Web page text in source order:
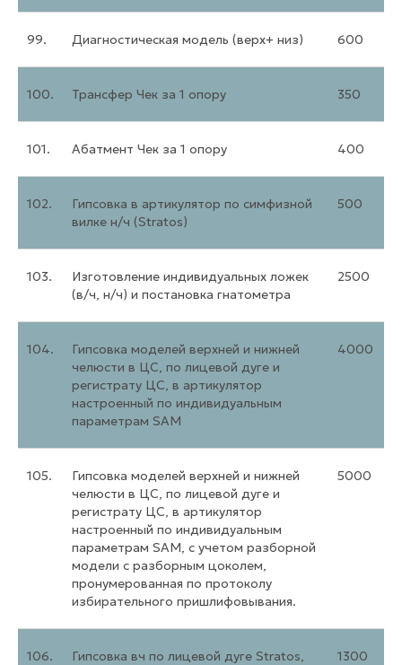
99. Диагностическая модель (верх+ низ) 600
100. Трансфер Чек за 1 опору 350
101. Абатмент Чек за 1 опору 400
102.
Гипсовка в артикулятор по симфизной
вилке н/ч (Stratos)
500
103.
Изготовление индивидуальных ложек
(в/ч, н/ч) и постановка гнатометра
2500
104.
Гипсовка моделей верхней и нижней
челюсти в ЦС, по лицевой дуге и
регистрату ЦС, в артикулятор
настроенный по индивидуальным
параметрам SAМ
4000
105.
Гипсовка моделей верхней и нижней
челюсти в ЦС, по лицевой дуге и
регистрату ЦС, в артикулятор
настроенный по индивидуальным
параметрам SAМ, с учетом разборной
модели с разборным цоколем,
пронумерованная по протоколу
избирательного пришлифовывания.
5000
106.
Гипсовка вч по лицевой дуге Stratos,
1300